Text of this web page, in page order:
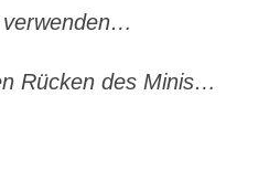
verwenden…
Rücken des Minis…